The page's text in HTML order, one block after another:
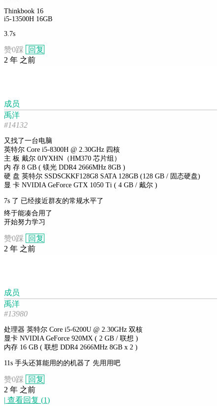
Thinkbook 16
i5-13500H 16GB
3.7s
赞0踩
回复
2 年 之前
成员
禹洋
#14132
又找了一台电脑
英特尔 Core i5-8300H @ 2.30GHz 四核
主 板 戴尔 0JYXHN（HM370 芯片组）
内 存 8 GB ( 镁光 DDR4 2666MHz 8GB )
硬 盘 英特尔 SSDSCKKF128G8 SATA 128GB (128 GB / 固态硬盘)
显 卡 NVIDIA GeForce GTX 1050 Ti ( 4 GB / 戴尔 )
7s 了 已经接近群友的常规水平了
终于能凑合用了
开始努力学习
赞0踩
回复
2 年 之前
成员
禹洋
#13980
处理器 英特尔 Core i5-6200U @ 2.30GHz 双核
显卡 NVIDIA GeForce 920MX ( 2 GB / 联想 )
内存 16 GB ( 联想 DDR4 2666MHz 8GB x 2 )
11s 手头还算能用的的机器了 先用用吧
赞0踩
回复
2 年 之前
| 查看回复 (1)